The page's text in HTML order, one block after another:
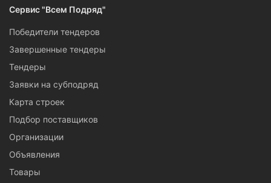
Сервис "Всем Подряд"
Победители тендеров
Завершенные тендеры
Тендеры
Заявки на субподряд
Карта строек
Подбор поставщиков
Организации
Объявления
Товары